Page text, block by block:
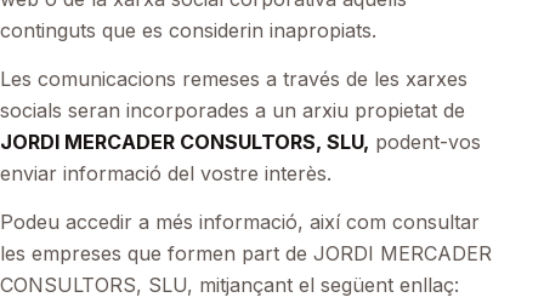
continguts que es considerin inapropiats.
Les comunicacions remeses a través de les xarxes
socials seran incorporades a un arxiu propietat de
JORDI MERCADER CONSULTORS, SLU, podent-vos
enviar informació del vostre interès.
Podeu accedir a més informació, així com consultar
les empreses que formen part de JORDI MERCADER
CONSULTORS, SLU, mitjançant el següent enllaç: